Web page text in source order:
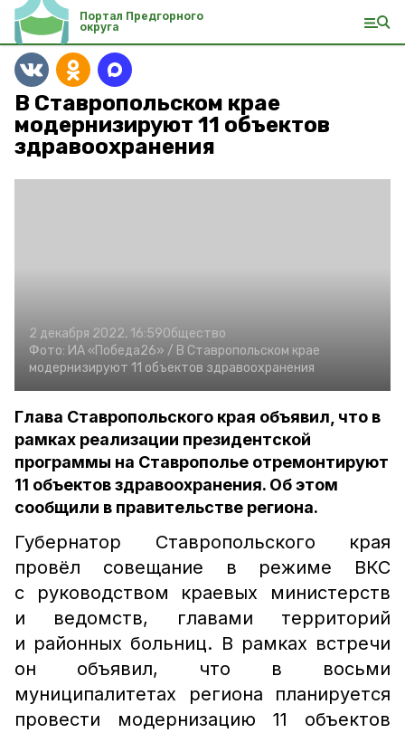
Портал Предгорного
округа
В Ставропольском крае
модернизируют 11 объектов
здравоохранения
2 декабря 2022, 16:59Общество
Фото: ИА «Победа26» / В Ставропольском крае
модернизируют 11 объектов здравоохранения
Глава Ставропольского края объявил, что в
рамках реализации президентской
программы на Ставрополье отремонтируют
11 объектов здравоохранения. Об этом
сообщили в правительстве региона.
Губернатор Ставропольского края
провёл совещание в режиме ВКС
с руководством краевых министерств
и ведомств, главами территорий
и районных больниц. В рамках встречи
он объявил, что в восьми
муниципалитетах региона планируется
провести модернизацию 11 объектов